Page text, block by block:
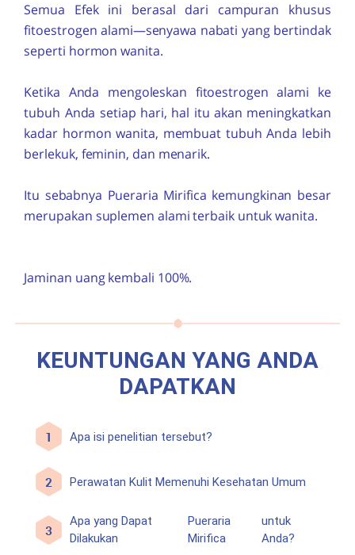
Semua Efek ini berasal dari campuran khusus
fitoestrogen alami—senyawa nabati yang bertindak
seperti hormon wanita.
Ketika Anda mengoleskan fitoestrogen alami ke
tubuh Anda setiap hari, hal itu akan meningkatkan
kadar hormon wanita, membuat tubuh Anda lebih
berlekuk, feminin, dan menarik.
Itu sebabnya Pueraria Mirifica kemungkinan besar
merupakan suplemen alami terbaik untuk wanita.
Jaminan uang kembali 100%.
KEUNTUNGAN YANG ANDA
DAPATKAN
Apa isi penelitian tersebut?
Perawatan Kulit Memenuhi Kesehatan Umum
Apa yang Dapat
Dilakukan
Pueraria
Mirifica
untuk
Anda?